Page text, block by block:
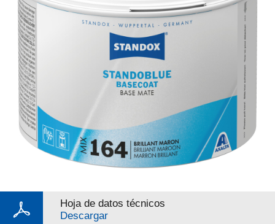
Hoja de datos técnicos
Descargar